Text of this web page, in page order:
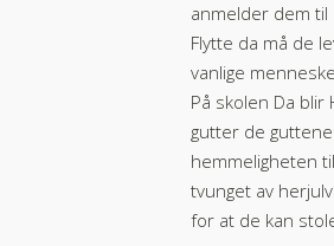
anmelder dem til
Flytte da må de
vanlige
På skolen Da blir
gutter de
hemmeligheten
tvunget av
for at de kan